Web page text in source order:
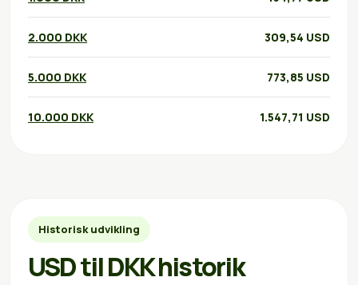
2.000 DKK 309,54 USD
5.000 DKK 773,85 USD
10.000 DKK 1.547,71 USD
Historisk udvikling
USD til DKK historik